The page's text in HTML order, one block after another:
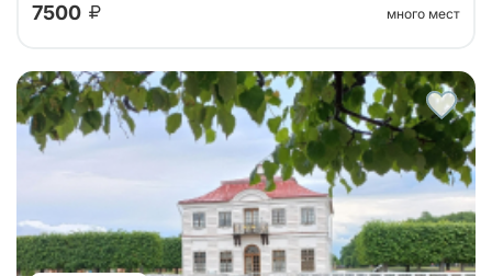
Петербурга в Петергоф на метеоре туда и обратно!
Поющие фонтаны с экскурсоводом, Большой
Императорский Дворец, Гроты Большого...
7500
много мест